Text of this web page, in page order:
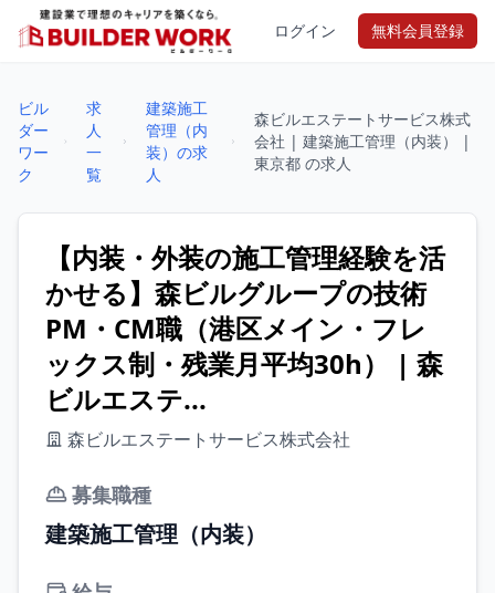
ログイン 無料会員登録
ビル
ダー
ワー
ク
求
人
一
覧
建築施工
管理（内
装）の求
人
森ビルエステートサービス株式
会社 | 建築施工管理（内装） |
東京都 の求人
【内装・外装の施工管理経験を活
かせる】森ビルグループの技術
PM・CM職（港区メイン・フレ
ックス制・残業月平均30h） | 森
ビルエステ...
森ビルエステートサービス株式会社
募集職種
建築施工管理（内装）